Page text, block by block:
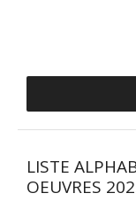
LISTE
OEUVRES